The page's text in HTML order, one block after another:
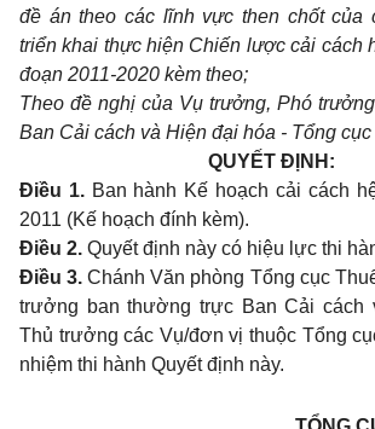
đề án theo các lĩnh vực then chốt của
triển khai thực hiện Chiến lược cải cách
đoạn 2011-2020 kèm theo;
Theo đề nghị của Vụ trưởng, Phó
Ban Cải cách và Hiện đại hóa - Tổng cục
QUYẾT ĐỊNH:
Điều 1.Ban hành Kế hoạch cải cách
2011 (Kế hoạch đính kèm).
Điều 2. Quyết định này có hiệu lực thi
Điều 3. Chánh Văn phòng Tổng cục
trưởng ban thường trực Ban Cải cách
Thủ trưởng các Vụ/đơn vị thuộc Tổng
nhiệm thi hành Quyết định này.